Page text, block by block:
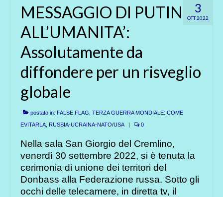
3
OTT 2022
MESSAGGIO DI PUTIN
ALL’UMANITA’:
Assolutamente da
diffondere per un risveglio
globale
postato in: FALSE FLAG, TERZA GUERRA MONDIALE: COME
EVITARLA RUSSIA-UCRAINA-NATO/USA | 0
Nella sala San Giorgio del Cremlino,
venerdì 30 settembre 2022, si è tenuta la
cerimonia di unione dei territori del
Donbass alla Federazione russa. Sotto gli
occhi delle telecamere, in diretta tv, il